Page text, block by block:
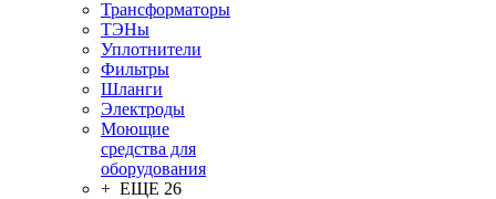
Трансформаторы
ТЭНы
Уплотнители
Фильтры
Шланги
Электроды
Моющие
средства для
оборудования
+ ЕЩЕ 26